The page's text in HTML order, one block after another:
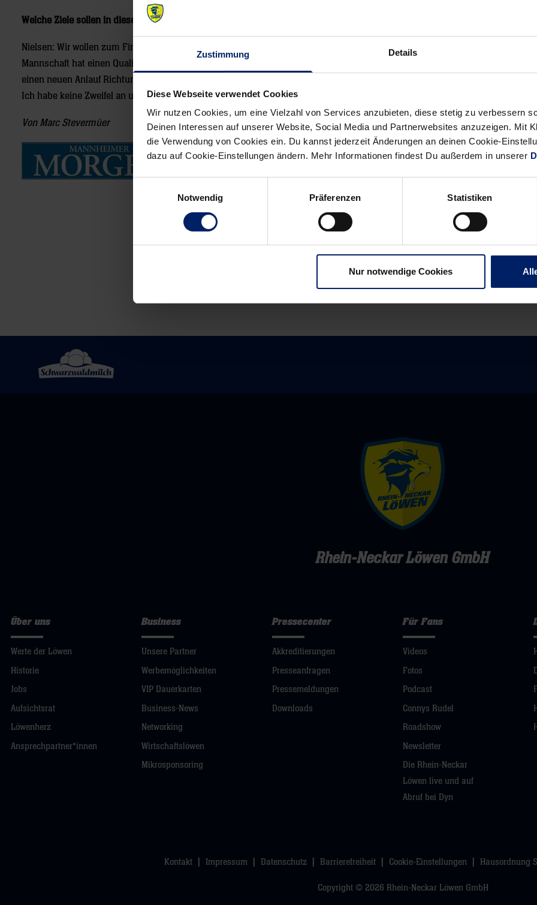
Zustimmung Details
Diese Webseite verwendet Cookies
Wir nutzen Cookies, um eine Vielzahl von Services anzubieten, diese stetig zu verbessern
Deinen Interessen auf unserer Website, Social Media und Partnerwebsites anzuzeigen. Mit
die Verwendung von Cookies ein. Du kannst jederzeit Änderungen an deinen Cookie-
dazu auf Cookie-Einstellungen ändern. Mehr Informationen findest Du außerdem in unserer
Notwendig
Präferenzen Statistiken
Nur notwendige Cookies
Welche Ziele sollen in dieser Saison noch erreicht werden?
Nielsen: Wir wollen zum Final Four in der Champions League. Auf dem Weg dorthin müssen wir Kiel ausschalten, was
Mannschaft hat einen Qualitätssprung gemacht. Priorität genießt bei uns aber der dritte Platz in der Bundesliga. Und dann
einen neuen Anlauf Richtung Titel. In zehn Jahren sind wir ein Traditionsverein und haben vielleicht schon zehn Trophäen
Ich habe keine Zweifel an unserem Projekt.
Von Marc Stevermüer
12.04.2010
previous
Drama
neuen
Dimensionen
newst
Krzystof
entscheidet
packendes
Rhein-Neckar Löwen GmbH
Über uns
Werte der Löwen
Historie
Jobs
Aufsichtsrat
Löwenherz
Ansprechpartner*innen
Business
Unsere Partner
Werbemöglichkeiten
VIP Dauerkarten
Business-News
Networking
Wirtschaftslöwen
Mikrosponsoring
Pressecenter
Akkreditierungen
Presseanfragen
Pressemeldungen
Downloads
Für Fans
Videos
Fotos
Podcast
Connys Rudel
Roadshow
Newsletter
Die Rhein-Neckar
Löwen live und auf
Abruf bei Dyn
Kontakt Impressum Datenschutz Barrierefreiheit Cookie-Einstellungen Hausordnung
Copyright © 2026 Rhein-Neckar Löwen GmbH